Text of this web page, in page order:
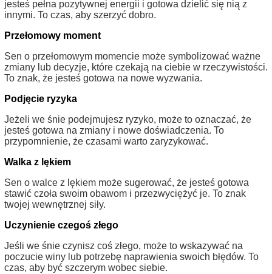
jesteś pełna pozytywnej energii i gotowa dzielić się nią z
innymi. To czas, aby szerzyć dobro.
Przełomowy moment
Sen o przełomowym momencie może symbolizować ważne
zmiany lub decyzje, które czekają na ciebie w rzeczywistości.
To znak, że jesteś gotowa na nowe wyzwania.
Podjęcie ryzyka
Jeżeli we śnie podejmujesz ryzyko, może to oznaczać, że
jesteś gotowa na zmiany i nowe doświadczenia. To
przypomnienie, że czasami warto zaryzykować.
Walka z lękiem
Sen o walce z lękiem może sugerować, że jesteś gotowa
stawić czoła swoim obawom i przezwyciężyć je. To znak
twojej wewnętrznej siły.
Uczynienie czegoś złego
Jeśli we śnie czynisz coś złego, może to wskazywać na
poczucie winy lub potrzebę naprawienia swoich błędów. To
czas, aby być szczerym wobec siebie.